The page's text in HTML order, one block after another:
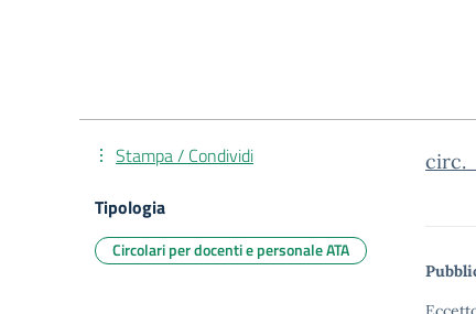
Stampa / Condividi
Tipologia
Circolari per docenti e personale ATA